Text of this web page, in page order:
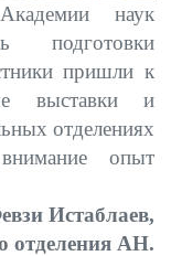
наук
подготовки
пришли к
выставки и
отделениях
опыт
Истаблаев,
отделения АН.